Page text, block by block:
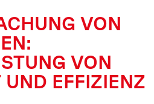
VON
VON
EFFIZIENZ